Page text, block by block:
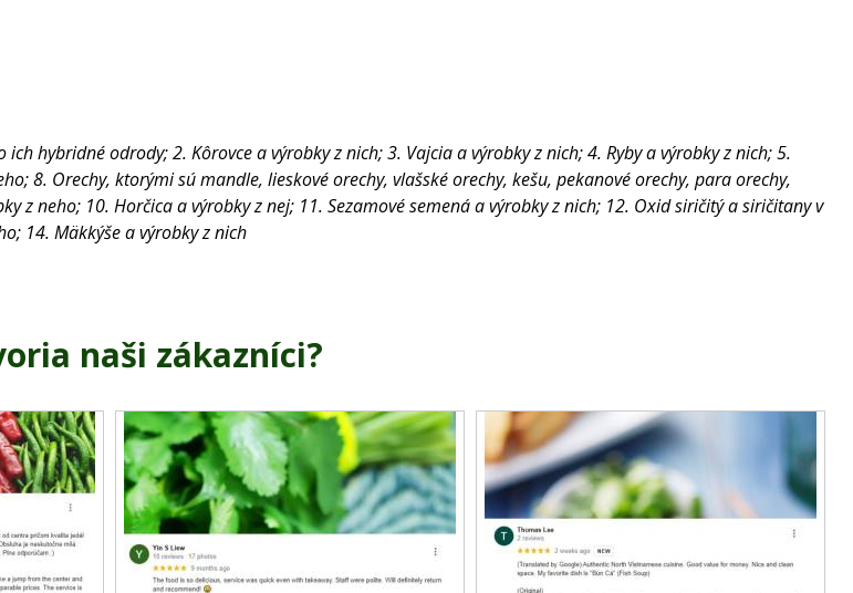
hybridné odrody; 2. Kôrovce a výrobky z nich; 3. Vajcia a výrobky z nich; 4. Ryby a výrobky z nich; 5.
8. Orechy, ktorými sú mandle, lieskové orechy, vlašské orechy, kešu, pekanové orechy, para orechy,
z neho; 10. Horčica a výrobky z nej; 11. Sezamové semená a výrobky z nich; 12. Oxid siričitý a siričitany v
14. Mäkkýše a výrobky z nich
naši zákazníci?